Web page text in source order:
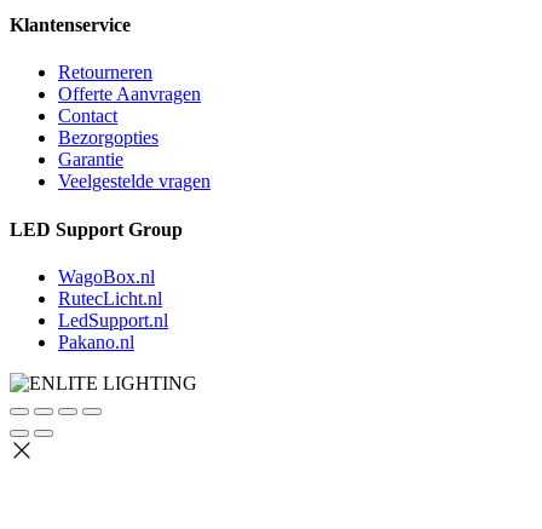
Klantenservice
Retourneren
Offerte Aanvragen
Contact
Bezorgopties
Garantie
Veelgestelde vragen
LED Support Group
WagoBox.nl
RutecLicht.nl
LedSupport.nl
Pakano.nl